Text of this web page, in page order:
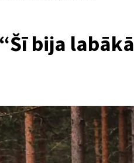
bija labākā